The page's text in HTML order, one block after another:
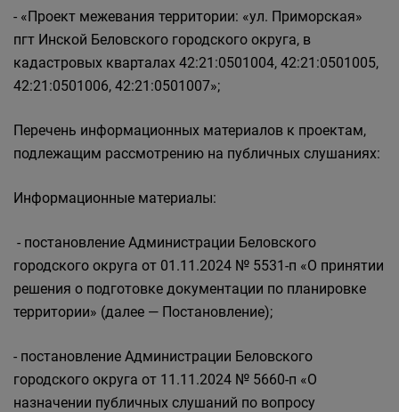
- «Проект межевания территории: «ул. Приморская»
пгт Инской Беловского городского округа, в
кадастровых кварталах 42:21:0501004, 42:21:0501005,
42:21:0501006, 42:21:0501007»;
Перечень информационных материалов к проектам,
подлежащим рассмотрению на публичных слушаниях:
Информационные материалы:
- постановление Администрации Беловского
городского округа от 01.11.2024 № 5531-п «О принятии
решения о подготовке документации по планировке
территории» (далее — Постановление);
- постановление Администрации Беловского
городского округа от 11.11.2024 № 5660-п «О
назначении публичных слушаний по вопросу